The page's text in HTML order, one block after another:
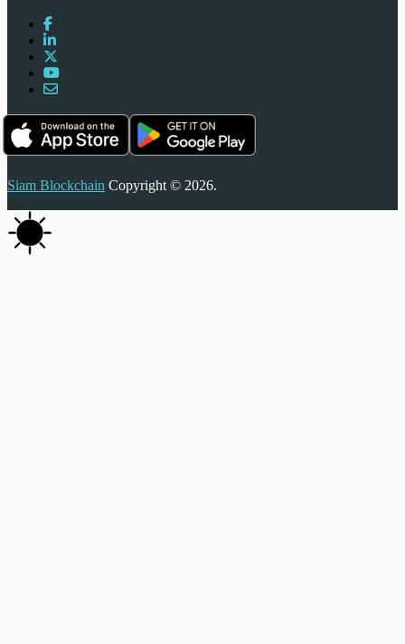
Siam Blockchain Copyright © 2026.